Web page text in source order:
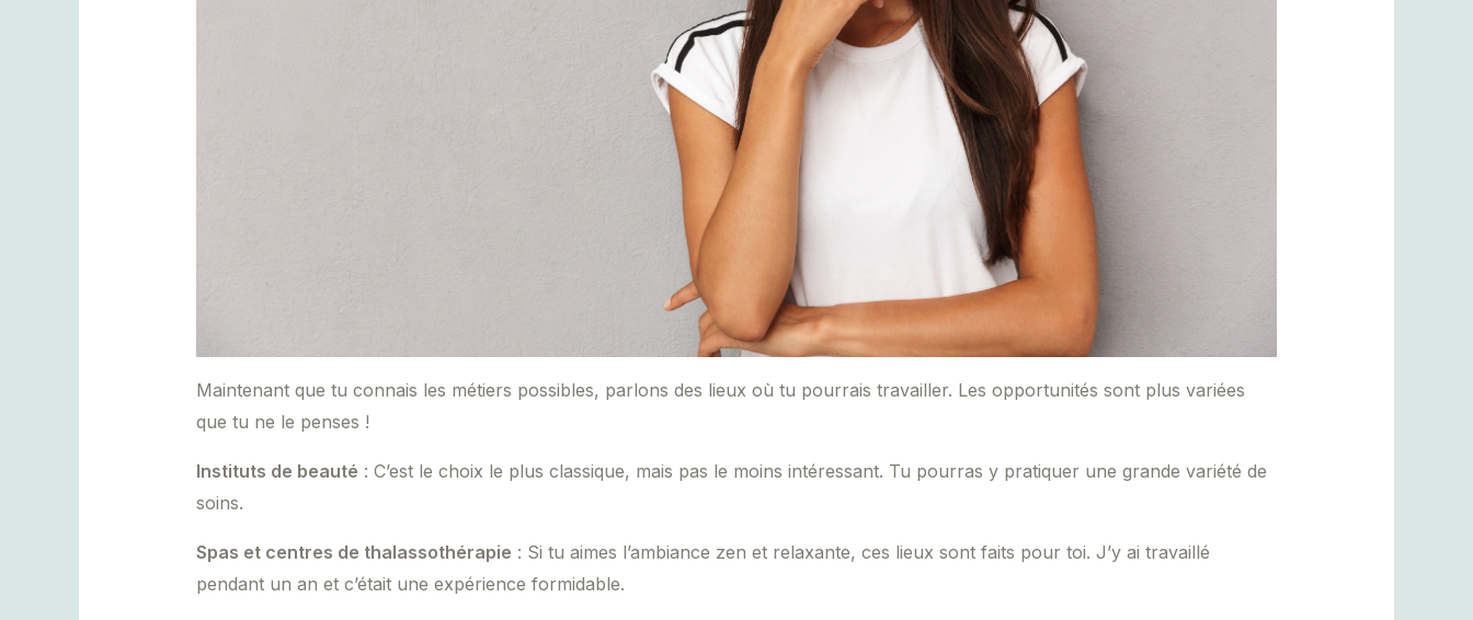
Maintenant que tu connais les métiers possibles, parlons des lieux où tu pourrais travailler. Les opportunités sont plus variées
que tu ne le penses !
Instituts de beauté : C’est le choix le plus classique, mais pas le moins intéressant. Tu pourras y pratiquer une grande variété de
soins.
Spas et centres de thalassothérapie : Si tu aimes l’ambiance zen et relaxante, ces lieux sont faits pour toi. J’y ai travaillé
pendant un an et c’était une expérience formidable.